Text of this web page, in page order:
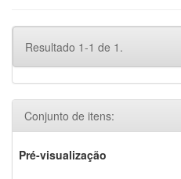
Resultado 1-1 de 1.
Conjunto de itens:
Pré-visualização